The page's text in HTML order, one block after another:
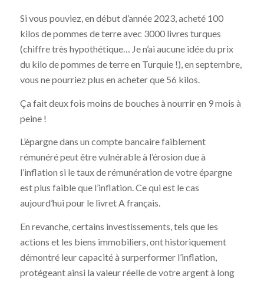
Si vous pouviez, en début d’année 2023, acheté 100
kilos de pommes de terre avec 3000 livres turques
(chiffre très hypothétique… Je n’ai aucune idée du prix
du kilo de pommes de terre en Turquie !), en septembre,
vous ne pourriez plus en acheter que 56 kilos.
Ça fait deux fois moins de bouches à nourrir en 9 mois à
peine !
L’épargne dans un compte bancaire faiblement
rémunéré peut être vulnérable à l’érosion due à
l’inflation si le taux de rémunération de votre épargne
est plus faible que l’inflation. Ce qui est le cas
aujourd’hui pour le livret A français.
En revanche, certains investissements, tels que les
actions et les biens immobiliers, ont historiquement
démontré leur capacité à surperformer l’inflation,
protégeant ainsi la valeur réelle de votre argent à long